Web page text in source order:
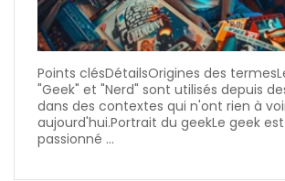
Points clésDétailsOrigines des
"Geek" et "Nerd" sont utilisés depuis
dans des contextes qui n'ont rien à
aujourd'hui.Portrait du geekLe geek
passionné ...